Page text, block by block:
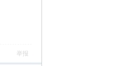
举报